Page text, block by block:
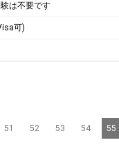
は不要です
可)
51 52 53 54 55